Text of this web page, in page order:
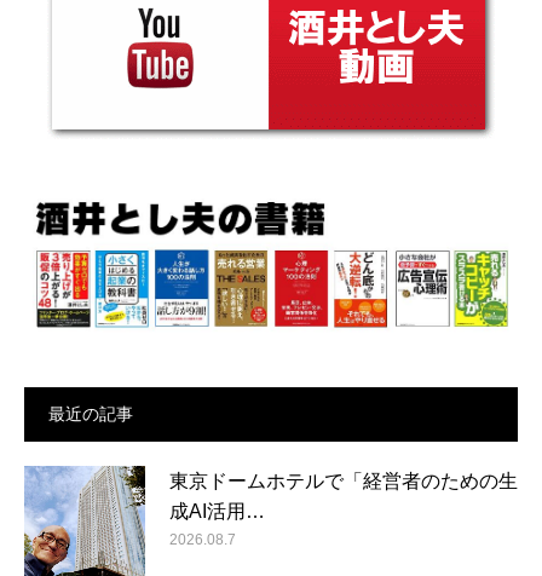
最近の記事
東京ドームホテルで「経営者のための生
成AI活用…
2026.08.7